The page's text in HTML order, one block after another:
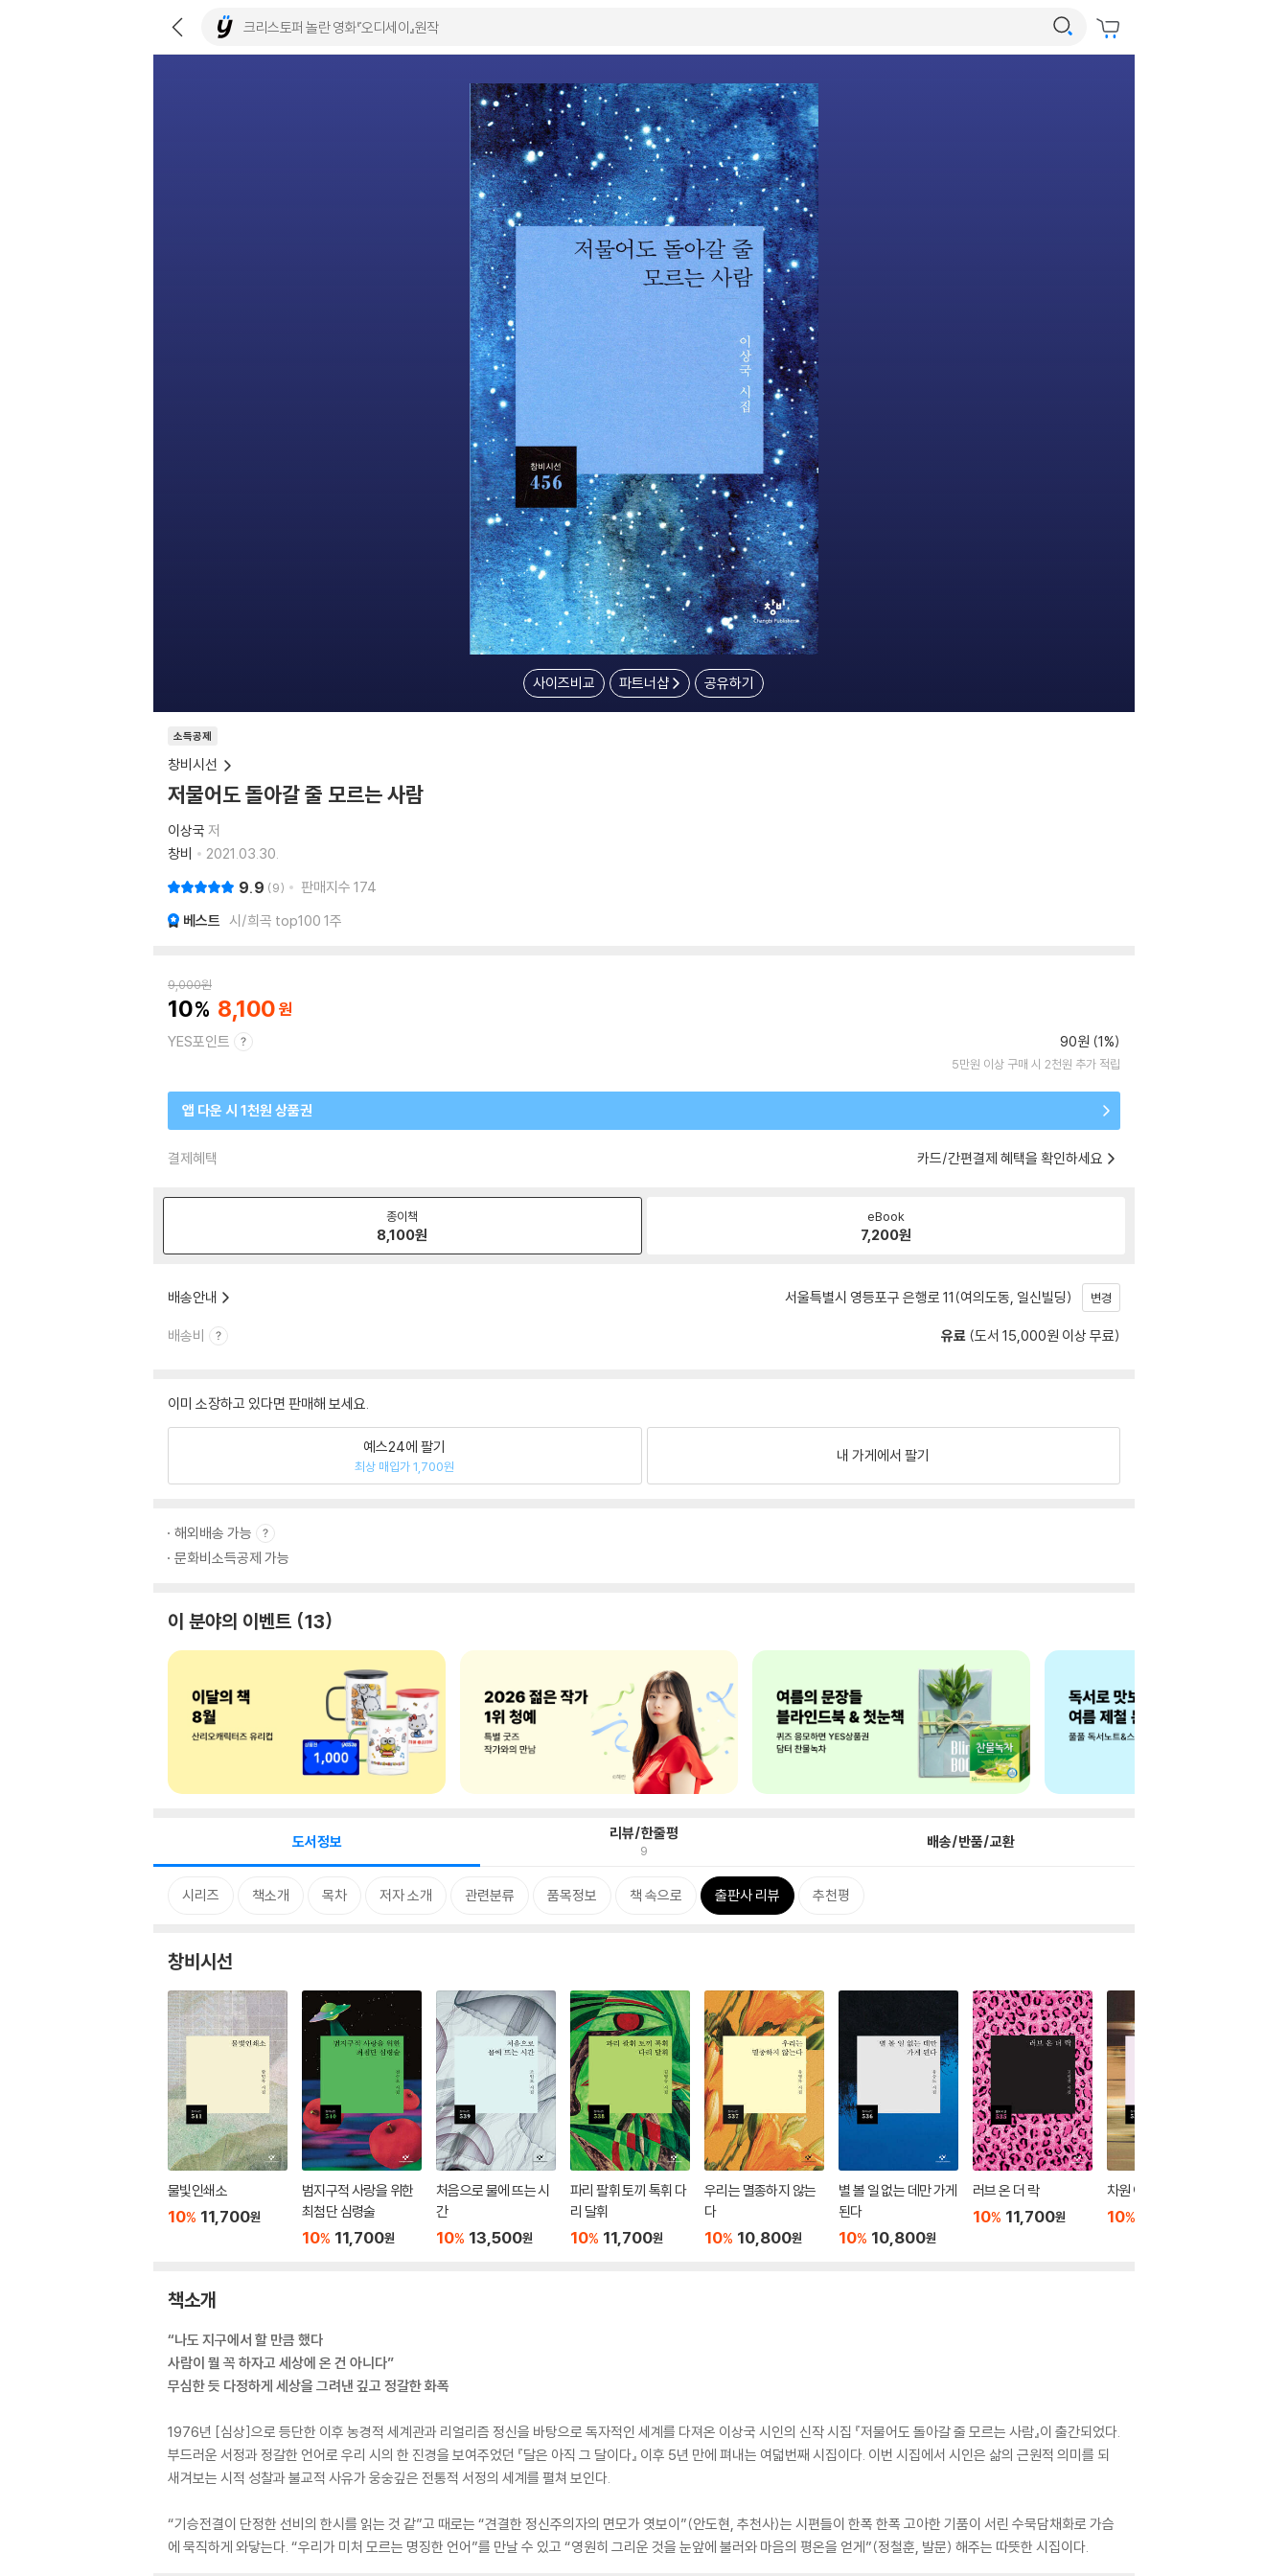
사이즈비교 파트너샵 공유하기
소득공제
창비시선
저물어도 돌아갈 줄 모르는 사람
이상국 저
창비
2021.03.30.
9.9 9 판매지수 174
베스트 시/희곡 top100 1주
9,000원
10 8,100
YES포인트 90원 (1%)
5만원 이상 구매 시 2천원 추가 적립
앱 다운 시 1천원 상품권
결제혜택 카드/간편결제 혜택을 확인하세요
종이책
8,100원
eBook
7,200원
배송안내 서울특별시 영등포구 은행로 11(여의도동, 일신빌딩) 변경
배송비 유료 (도서 15,000원 이상 무료)
이미 소장하고 있다면 판매해 보세요.
예스24에 팔기
최상 매입가 1,700원
내 가게에서 팔기
해외배송 가능
문화비소득공제 가능
이 분야의 이벤트 13
도서정보 리뷰/한줄평
9 배송/반품/교환
시리즈 책소개 목차 저자 소개 관련분류 품목정보 책 속으로 출판사 리뷰 추천평
창비시선
물빛인쇄소
10% 11,700원
범지구적 사랑을 위한
최첨단 심령술
10% 11,700원
처음으로 물에 뜨는 시
간
10% 13,500원
파리 팔휘 토끼 톡휘 다
리 달휘
10% 11,700원
우리는 멸종하지 않는
다
10% 10,800원
별 볼 일 없는 데만 가게
된다
10% 10,800원
러브 온 더 락
10% 11,700원
차원 이동 가능
10%
책소개
“나도 지구에서 할 만큼 했다
사람이 뭘 꼭 하자고 세상에 온 건 아니다”
무심한 듯 다정하게 세상을 그려낸 깊고 정갈한 화폭
1976년 [심상]으로 등단한 이후 농경적 세계관과 리얼리즘 정신을 바탕으로 독자적인 세계를 다져온 이상국 시인의 신작 시집 『저물어도 돌아갈 줄 모르는 사람』이 출간되었다.
부드러운 서정과 정갈한 언어로 우리 시의 한 진경을 보여주었던 『달은 아직 그 달이다』 이후 5년 만에 펴내는 여덟번째 시집이다. 이번 시집에서 시인은 삶의 근원적 의미를 되
새겨보는 시적 성찰과 불교적 사유가 웅숭깊은 전통적 서정의 세계를 펼쳐 보인다.
“기승전결이 단정한 선비의 한시를 읽는 것 같”고 때로는 “견결한 정신주의자의 면모가 엿보이”(안도현, 추천사)는 시편들이 한폭 한폭 고아한 기품이 서린 수묵담채화로 가슴
에 묵직하게 와닿는다. “우리가 미처 모르는 명징한 언어”를 만날 수 있고 “영원히 그리운 것을 눈앞에 불러와 마음의 평온을 얻게”(정철훈, 발문) 해주는 따뜻한 시집이다.